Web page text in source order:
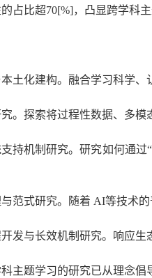
占比超70[%]，凸显跨学科
土化建构。融合学习科学
。探索将过程性数据、多
持机制研究。研究如何通
范式研究。随着 AI等技术
发与长效机制研究。响应
主题学习的研究已从理念